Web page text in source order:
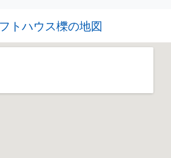
トハウス櫟の地図